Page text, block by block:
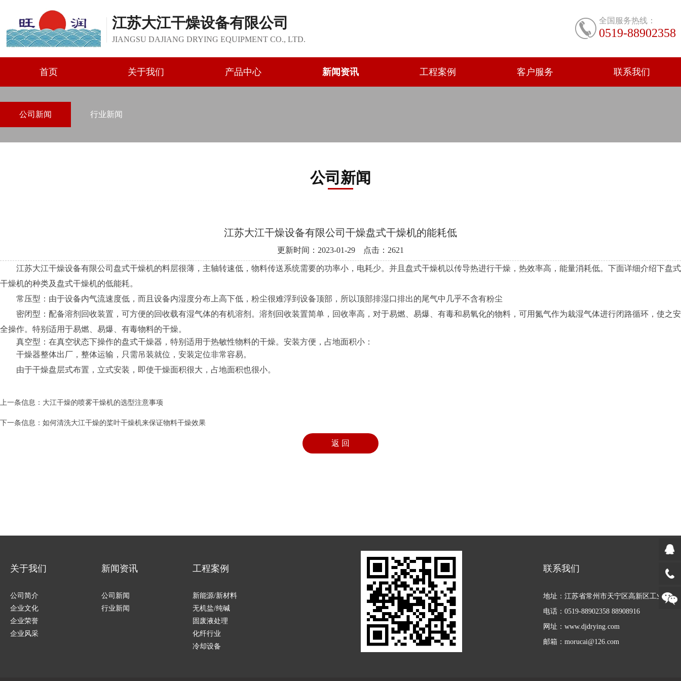
江苏大江干燥设备有限公司
JIANGSU DAJIANG DRYING EQUIPMENT CO., LTD.
全国服务热线：
0519-88902358
首页 关于我们 产品中心 新闻资讯 工程案例 客户服务 联系我们
公司新闻 行业新闻
公司新闻
江苏大江干燥设备有限公司干燥盘式干燥机的能耗低
更新时间：2023-01-29 点击：2621
江苏大江干燥设备有限公司盘式干燥机的料层很薄，主轴转速低，物料传送系统需要的功率小，电耗少。并且盘式干燥机以传导热进行干燥，热效率高，能量消耗低。下面详细介绍下盘式
干燥机的种类及盘式干燥机的低能耗。
常压型：由于设备内气流速度低，而且设备内湿度分布上高下低，粉尘很难浮到设备顶部，所以顶部排湿口排出的尾气中几乎不含有粉尘
密闭型：配备溶剂回收装置，可方便的回收载有湿气体的有机溶剂。溶剂回收装置简单，回收率高，对于易燃、易爆、有毒和易氧化的物料，可用氮气作为栽湿气体进行闭路循环，使之安
全操作。特别适用于易燃、易爆、有毒物料的干燥。
真空型：在真空状态下操作的盘式干燥器，特别适用于热敏性物料的干燥。安装方便，占地面积小：
干燥器整体出厂，整体运输，只需吊装就位，安装定位非常容易。
由于干燥盘层式布置，立式安装，即使干燥面积很大，占地面积也很小。
上一条信息： 大江干燥的喷雾干燥机的选型注意事项
下一条信息： 如何清洗大江干燥的桨叶干燥机来保证物料干燥效果
关于我们
公司简介
企业文化
企业荣誉
企业风采
新闻资讯
公司新闻
行业新闻
工程案例
新能源/新材料
无机盐/纯碱
固废液处理
化纤行业
冷却设备
联系我们
地址：江苏省常州市天宁区高新区工业园
电话：0519-88902358 88908916
网址：www.djdrying.com
邮箱：morucai@126.com